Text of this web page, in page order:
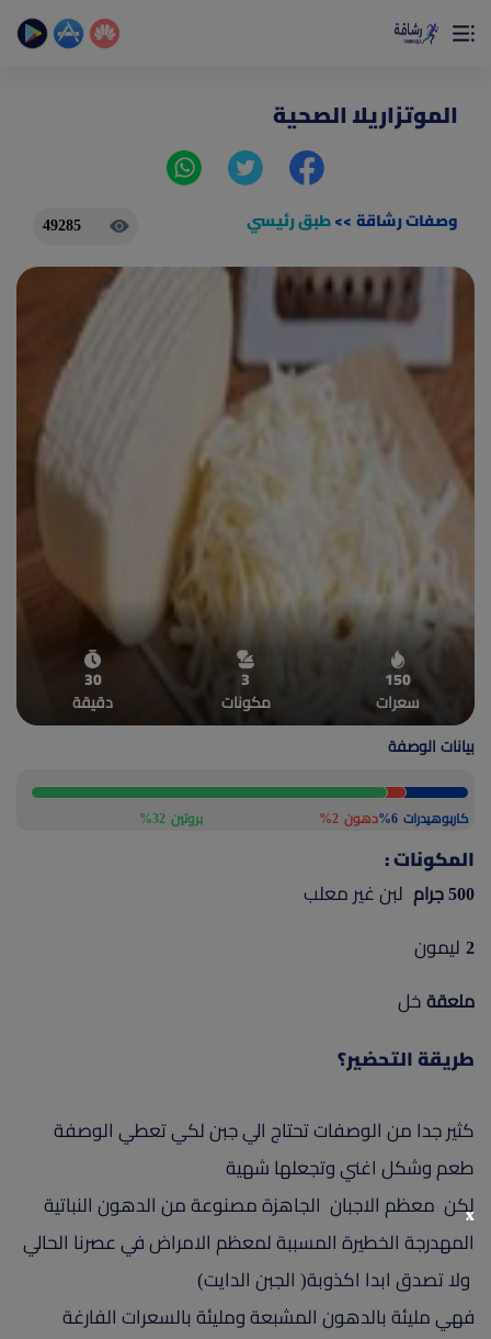
×
حساب الخطوات اليومية _ حساب السعرات _ تمارين منزلية
الصفحة الرئيسية(current)
المقالات
الأسئلة الشائعة
الموتزاريلا الصحية
وصفات رشاقة>>طبق رئيسي 49285
150
سعرات
3
مكونات
30
دقيقة
بيانات الوصفة
كاربوهيدرات 6% دهون 2% بروتين 32%
المكونات :
500 جرام لبن غير معلب
2 ليمون
ملعقة خل
طريقة التحضير؟
كثير جدا من الوصفات تحتاج الي جبن لكي تعطي الوصفة
طعم وشكل اغني وتجعلها شهية
لكن معظم الاجبان الجاهزة مصنوعة من الدهون النباتية
المهدرجة الخطيرة المسببة لمعظم الامراض في عصرنا الحالي
ولا تصدق ابدا اكذوبة( الجبن الدايت)
فهي مليئة بالدهون المشبعة ومليئة بالسعرات الفارغة
x